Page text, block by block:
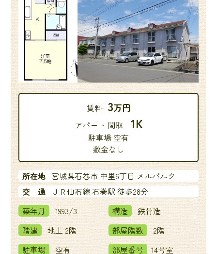
賃料 3万円
アパート 間取 1K
駐車場 空有
敷金なし
所在地 宮城県石巻市 中里6丁目 メルパルク
交 通
ＪＲ仙石線 石巻駅 徒歩28分
築年月
1993/3 構造
鉄骨造
階建
地上 2階 部屋階数
2階
駐車場
空有 部屋番号 14号室